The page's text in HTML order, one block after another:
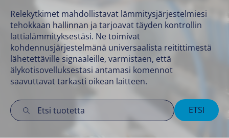
Relekytkimet mahdollistavat lämmitysjärjestelmiesi
tehokkaan hallinnan ja tarjoavat täyden kontrollin
lattialämmityksestäsi. Ne toimivat
kohdennusjärjestelmänä universaalista reitittimestä
lähetettäville signaaleille, varmistaen, että
älykotisovelluksestasi antamasi komennot
saavuttavat tarkasti oikean laitteen.
ETSI